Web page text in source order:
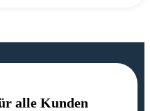
alle Kunden